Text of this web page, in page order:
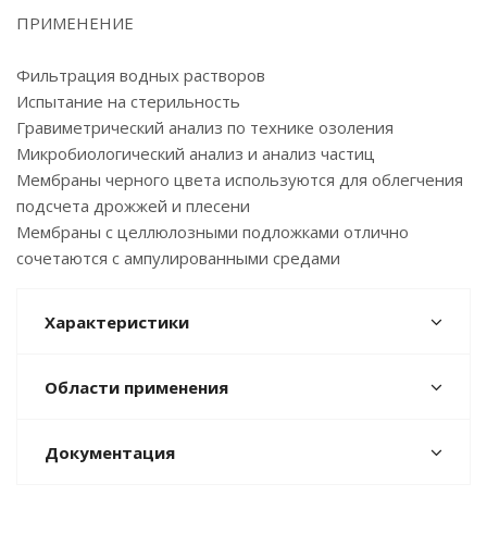
ПРИМЕНЕНИЕ
Фильтрация водных растворов
Испытание на стерильность
Гравиметрический анализ по технике озоления
Микробиологический анализ и анализ частиц
Мембраны черного цвета используются для облегчения
подсчета дрожжей и плесени
Мембраны с целлюлозными подложками отлично
сочетаются с ампулированными средами
Характеристики
Области применения
Документация